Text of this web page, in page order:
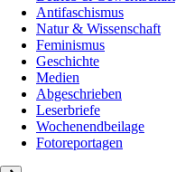
Antifaschismus
Natur & Wissenschaft
Feminismus
Geschichte
Medien
Abgeschrieben
Leserbriefe
Wochenendbeilage
Fotoreportagen